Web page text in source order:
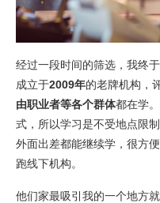
经过一段时间的筛选，我终
成立于2009年的老牌机构，
由职业者等各个群体都在学
式，所以学习是不受地点限
外面出差都能继续学，很方
跑线下机构。
他们家最吸引我的一个地方